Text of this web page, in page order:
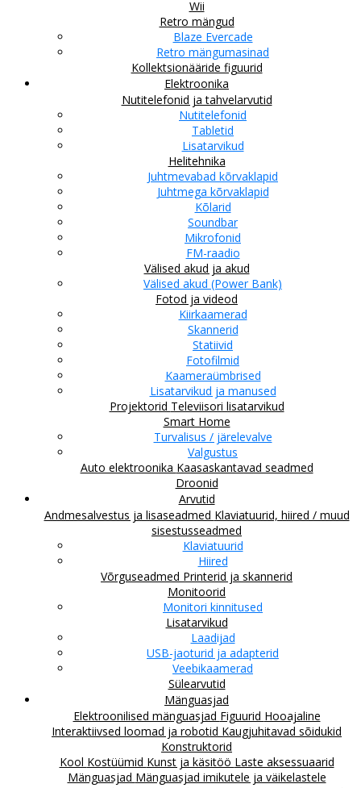
Wii
Retro mängud
Blaze Evercade
Retro mängumasinad
Kollektsionääride figuurid
Elektroonika
Nutitelefonid ja tahvelarvutid
Nutitelefonid
Tabletid
Lisatarvikud
Helitehnika
Juhtmevabad kõrvaklapid
Juhtmega kõrvaklapid
Kõlarid
Soundbar
Mikrofonid
FM-raadio
Välised akud ja akud
Välised akud (Power Bank)
Fotod ja videod
Kiirkaamerad
Skannerid
Statiivid
Fotofilmid
Kaameraümbrised
Lisatarvikud ja manused
Projektorid Televiisori lisatarvikud
Smart Home
Turvalisus / järelevalve
Valgustus
Auto elektroonika Kaasaskantavad seadmed
Droonid
Arvutid
Andmesalvestus ja lisaseadmed Klaviatuurid, hiired / muud
sisestusseadmed
Klaviatuurid
Hiired
Võrguseadmed Printerid ja skannerid
Monitoorid
Monitori kinnitused
Lisatarvikud
Laadijad
USB-jaoturid ja adapterid
Veebikaamerad
Sülearvutid
Mänguasjad
Elektroonilised mänguasjad Figuurid Hooajaline
Interaktiivsed loomad ja robotid Kaugjuhitavad sõidukid
Konstruktorid
Kool Kostüümid Kunst ja käsitöö Laste aksessuaarid
Mänguasjad Mänguasjad imikutele ja väikelastele